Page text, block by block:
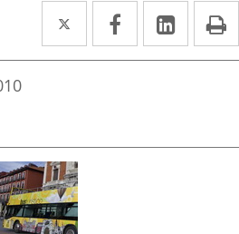
Twitter
Enlace
a
externa.
Facebook
Enlace
a
externa.
Enlace
a